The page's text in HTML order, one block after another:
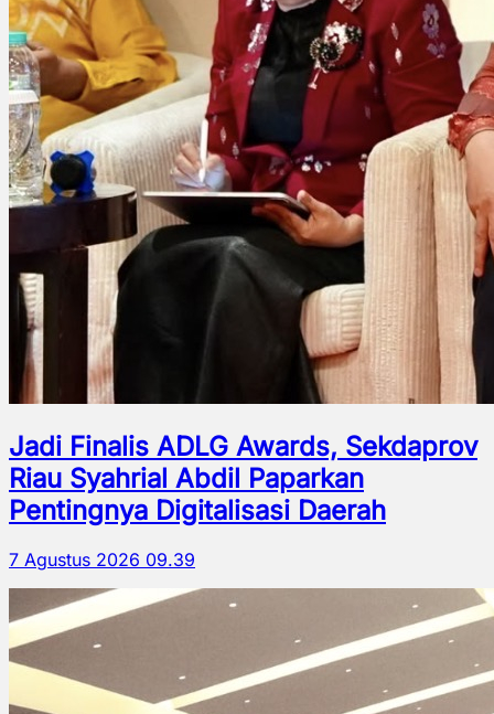
Jadi Finalis ADLG Awards, Sekdaprov
Riau Syahrial Abdil Paparkan
Pentingnya Digitalisasi Daerah
7 Agustus 2026 09.39